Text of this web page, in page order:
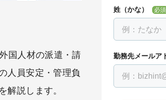
国人材の派遣・請
人員安定・管理負
解説します。
姓（かな） 必須
勤務先メールア